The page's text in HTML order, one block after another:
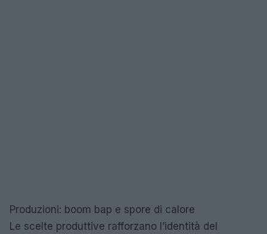
Produzioni: boom bap e spore di calore
Le scelte produttive rafforzano l’identità del